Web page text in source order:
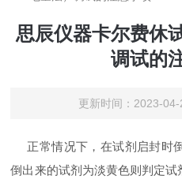
思辰仪器卡尔费休
调试的
更新时间：2023-
正常情况下，在试剂启封时
倒出来的试剂为淡黄色则判定试